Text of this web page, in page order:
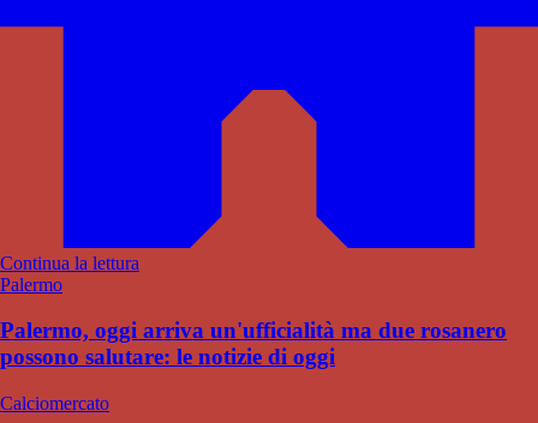
Continua la lettura
Palermo
Palermo, oggi arriva un'ufficialità ma due rosanero
possono salutare: le notizie di oggi
Calciomercato